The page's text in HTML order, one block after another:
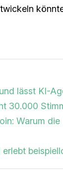
lässt KI-
30.000
Warum